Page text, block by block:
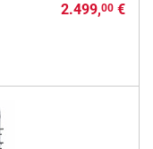
2.499,00€